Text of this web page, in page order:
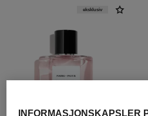
eksklusiv
INFORMASJONSKAPSLER